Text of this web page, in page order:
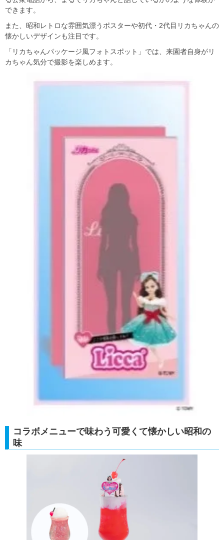
できます。
また、昭和レトロな雰囲気漂うポスターや初代・2代目リカちゃんの
懐かしいデザインも注目です。
「リカちゃんパッケージ風フォトスポット」では、来園者自身がリ
カちゃん気分で撮影を楽しめます。
コラボメニューで味わう可愛くて懐かしい昭和の
味